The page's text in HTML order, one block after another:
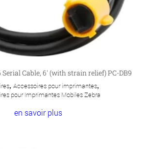
Serial Cable, 6′ (with strain relief) PC-DB9
, Accessoires pour imprimantes,
pour Imprimantes Mobiles Zebra
en savoir plus